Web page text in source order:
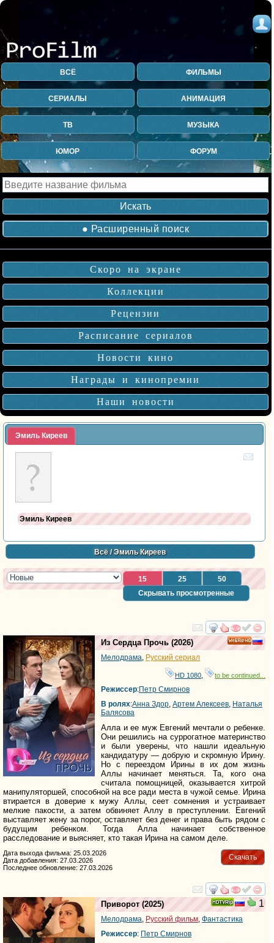
ВСЁ ФИЛЬМЫ
СЕРИАЛЫ АНИМАЦИЯ
ТВ МУЗЫКА
ЮМОР ФОРУМ
● Расширенный поиск
Скоро на экране
Коллекции
Рецензии
Расписание сериалов
Новости кино
Награды и кинопремии
Наши новости
Эмиль Киреев
Эмиль Киреев
Всё/ Эмиль Киреев
15 25
50
Скрывать просмотренные
смотреть
HD
Из Сердца Прочь (2026)
Мелодрама, Русский сериал
HD 1080 to be continued...
Режиссер:Петр Смирнов
В ролях:Анна Здор, Артем Алексеев, Наталья
Балясова
Алла и ее муж Евгений мечтали о ребенке.
Они решились на суррогатное материнство
и были уверены, что нашли идеальную
кандидатуру — добрую и скромную Ирину.
Но с переездом Ирины в их дом жизнь
Аллы начинает меняться. Та, кого она
считала помощницей, оказывается хитрой
манипуляторшей, способной на все ради места в чужой семье. Ирина
втирается в доверие к мужу Аллы, сеет сомнения и устраивает
мелкие пакости, а затем обвиняет Аллу в преступлении. Евгений
выставляет жену за порог, оставляет без денег и права быть рядом с
будущим ребенком. Тогда Алла начинает собственное
расследование и выясняет, кто такая Ирина на самом деле.
Скачать
Дата выхода фильма: 25.03.2026
Дата добавления: 27.03.2026
Последнее обновление: 27.03.2026
смотреть
1
Приворот (2025)
Мелодрама, Русский фильм, Фантастика
Режиссер: Петр Смирнов